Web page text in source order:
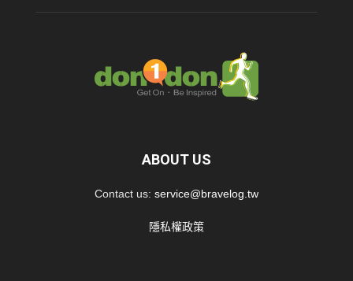
ABOUT US
Contact us: service@bravelog.tw
隱私權政策